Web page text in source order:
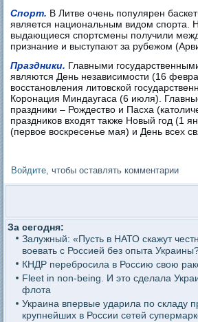
Спорт. В Литве очень популярен
является национальным видом спорта.
выдающиеся спортсмены получили
признание и выступают за рубежом
Праздники. Главными
являются День независимости (16
восстановления литовской
Коронация Миндаугаса (6 июля).
праздники – Рождество и Пасха
праздников входят также Новый год (1
(первое воскресенье мая) и День всех
Войдите , чтобы оставлять комментарии
За сегодня:
Залужный: «Пусть в НАТО скажут
воевать с Россией без опыта
КНДР перебросила в Россию свою
Fleet in non-being. И это сделала
флота
Украина впервые ударила по складу
крупнейших в России сетей